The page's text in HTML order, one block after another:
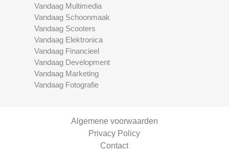
Vandaag Multimedia
Vandaag Schoonmaak
Vandaag Scooters
Vandaag Elektronica
Vandaag Financieel
Vandaag Development
Vandaag Marketing
Vandaag Fotografie
Algemene voorwaarden
Privacy Policy
Contact